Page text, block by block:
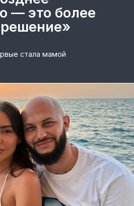
— это более
стала мамой